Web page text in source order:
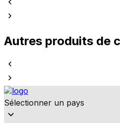
Autres produits de
Sélectionner un pays